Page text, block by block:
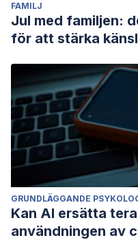
FAMILJ
Jul med familjen:
för att stärka
GRUNDLÄGGANDE
Kan AI ersätta
användningen av